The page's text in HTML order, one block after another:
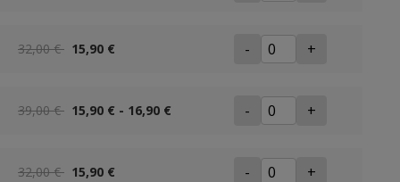
32,00 € 15,90 € - +
39,00 € 15,90 € - 16,90 € - +
32,00 € 15,90 € - +